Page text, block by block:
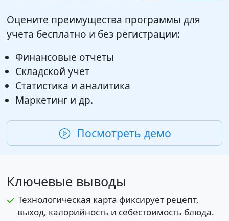
Оцените преимущества программы для
учета бесплатно и без регистрации:
Финансовые отчеты
Складской учет
Статистика и аналитика
Маркетинг и др.
Посмотреть демо
Ключевые выводы
Технологическая карта фиксирует рецепт,
выход, калорийность и себестоимость блюда.